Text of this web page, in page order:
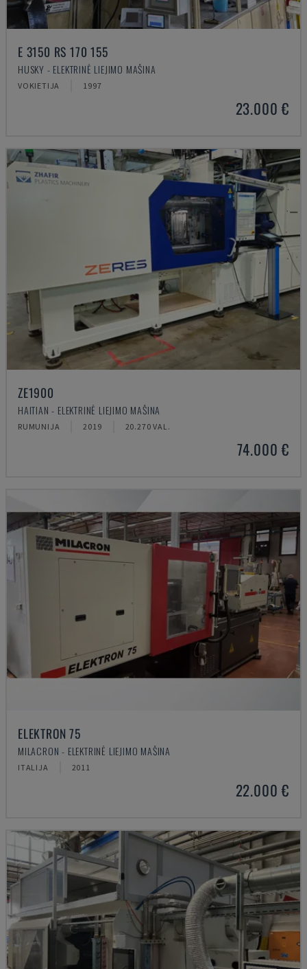
E 3150 RS 170 155
HUSKY - ELEKTRINĖ LIEJIMO MAŠINA
VOKIETIJA 1997
23.000 €
ZE1900
HAITIAN - ELEKTRINĖ LIEJIMO MAŠINA
RUMUNIJA 2019 20.270 VAL.
74.000 €
ELEKTRON 75
MILACRON - ELEKTRINĖ LIEJIMO MAŠINA
ITALIJA 2011
22.000 €